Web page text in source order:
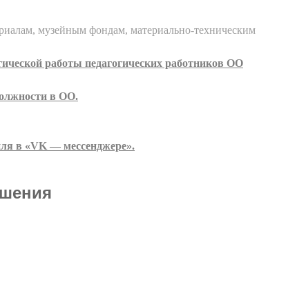
музейным фондам, материально-техническим
работы педагогических работников ОО
в ОО.
в «VK — мессенджере».